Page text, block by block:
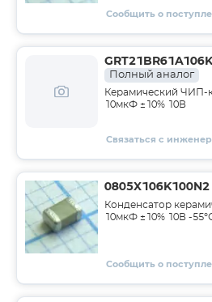
Сообщить о
Полный аналог
Керамический ЧИП-
10мкФ ±10% 10В
Связаться с
0805X106K100N2
Конденсатор
10мкФ ±10% 10В -
Сообщить о